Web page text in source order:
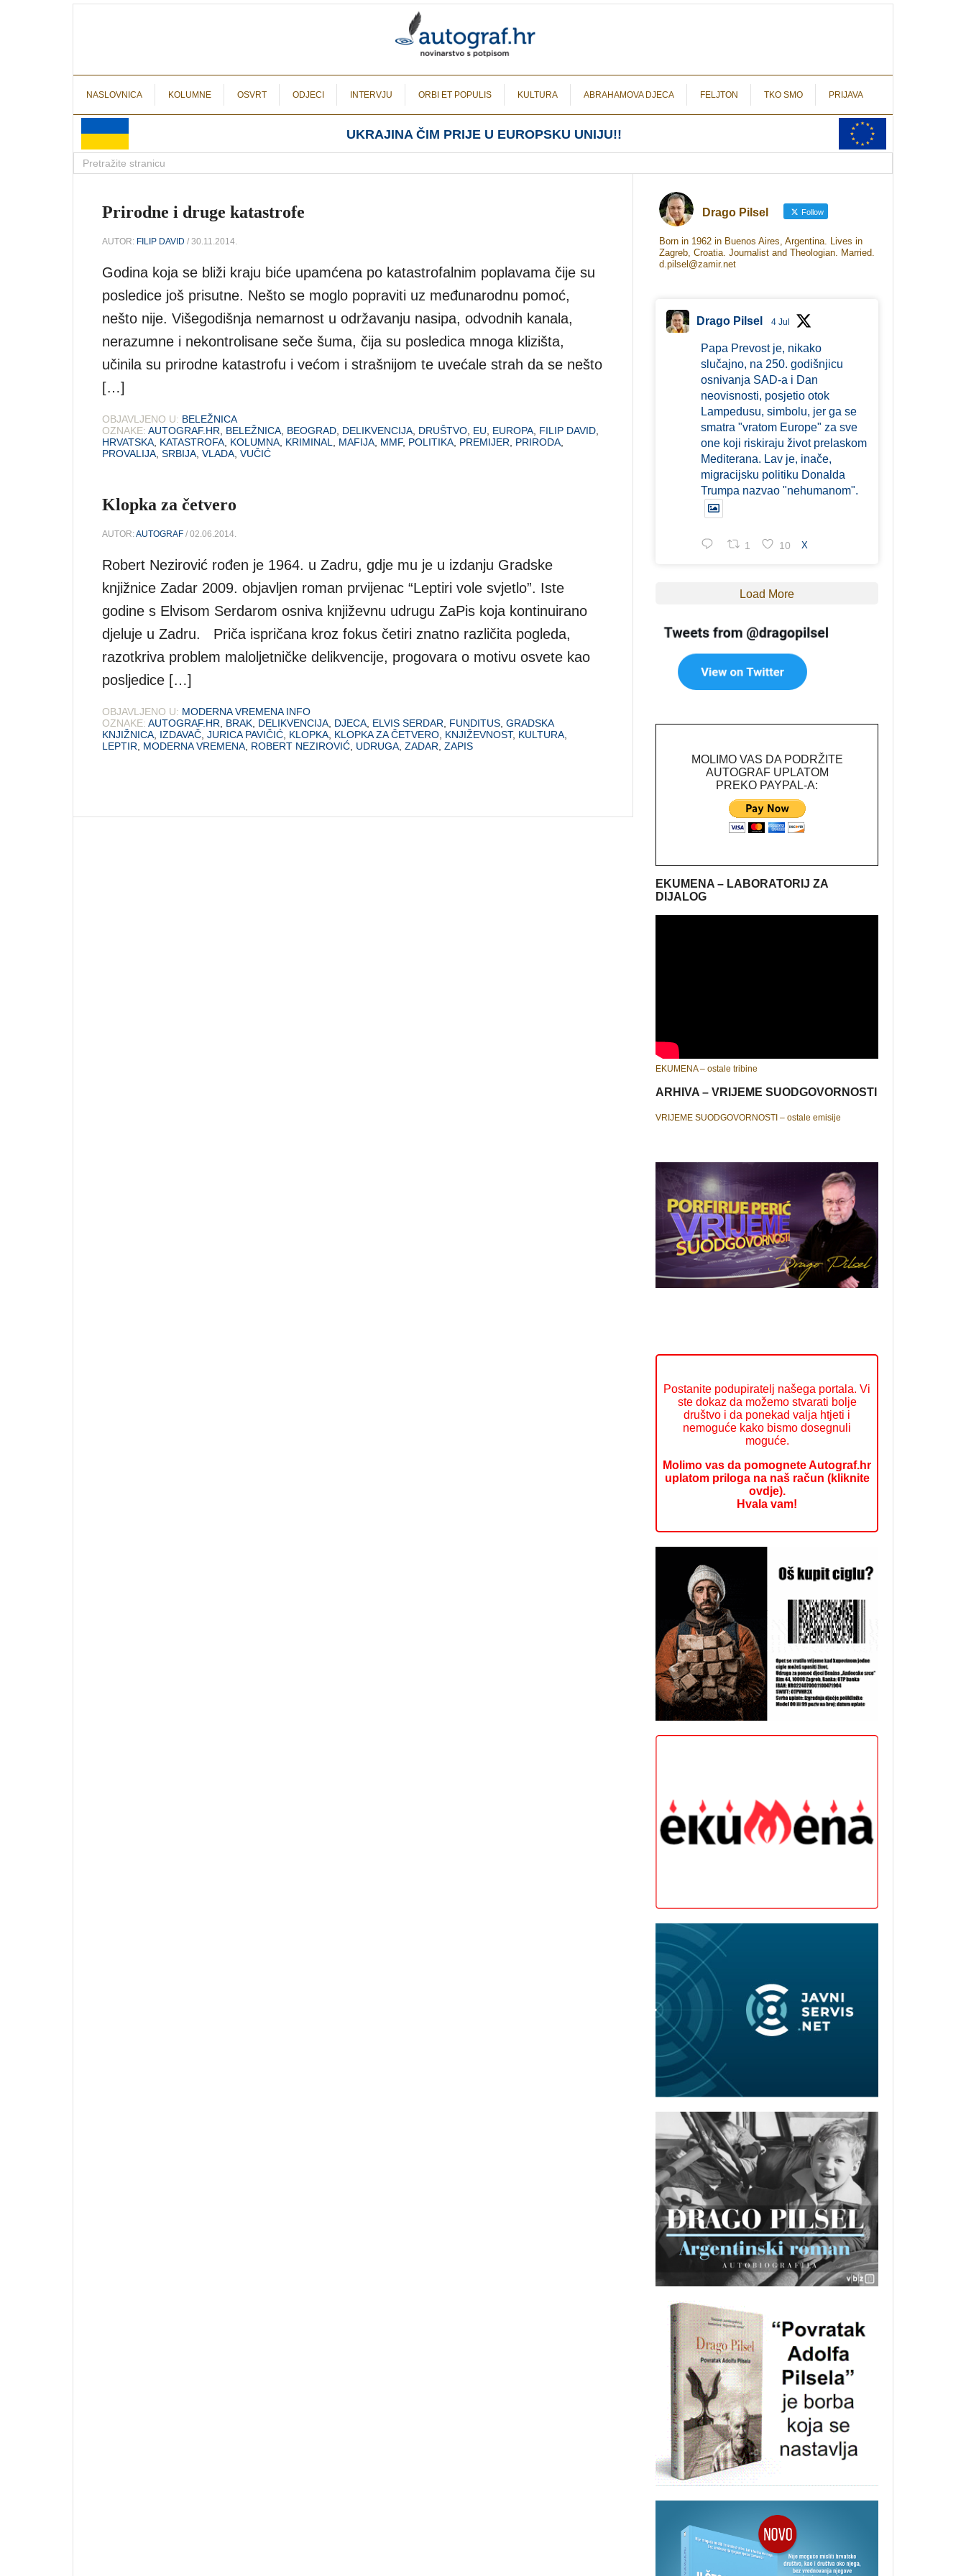
NASLOVNICA KOLUMNE OSVRT ODJECI INTERVJU ORBI ET POPULIS KULTURA ABRAHAMOVA DJECA FELJTON TKO SMO PRIJAVA
UKRAJINA ČIM PRIJE U EUROPSKU UNIJU!!
Prirodne i druge katastrofe
AUTOR: FILIP DAVID / 30.11.2014.
Godina koja se bliži kraju biće upamćena po katastrofalnim poplavama čije su
posledice još prisutne. Nešto se moglo popraviti uz međunarodnu pomoć,
nešto nije. Višegodišnja nemarnost u održavanju nasipa, odvodnih kanala,
nerazumne i nekontrolisane seče šuma, čija su posledica mnoga klizišta,
učinila su prirodne katastrofu i većom i strašnijom te uvećale strah da se nešto
[…]
OBJAVLJENO U: BELEŽNICA
OZNAKE: AUTOGRAF.HR BELEŽNICA BEOGRAD DELIKVENCIJA DRUŠTVO EU EUROPA FILIP DAVID
HRVATSKA KATASTROFA KOLUMNA KRIMINAL MAFIJA MMF, POLITIKA PREMIJER PRIRODA
PROVALIJA SRBIJA VLADA VUČIĆ
Klopka za četvero
AUTOR:AUTOGRAF / 02.06.2014.
Robert Nezirović rođen je 1964. u Zadru, gdje mu je u izdanju Gradske
knjižnice Zadar 2009. objavljen roman prvijenac “Leptiri vole svjetlo”. Iste
godine s Elvisom Serdarom osniva književnu udrugu ZaPis koja kontinuirano
djeluje u Zadru. Priča ispričana kroz fokus četiri znatno različita pogleda,
razotkriva problem maloljetničke delikvencije, progovara o motivu osvete kao
posljedice […]
OBJAVLJENO U: MODERNA VREMENA INFO
OZNAKE: AUTOGRAF.HR BRAK DELIKVENCIJA DJECA ELVIS SERDAR FUNDITUS GRADSKA
KNJIŽNICA IZDAVAČ JURICA PAVIČIĆ KLOPKA KLOPKA ZA ČETVERO KNJIŽEVNOST, KULTURA
LEPTIR
MODERNA VREMENA ROBERT NEZIROVIĆ UDRUGA ZADAR ZAPIS
Drago Pilsel Follow
Born in 1962 in Buenos Aires, Argentina. Lives in
Zagreb, Croatia. Journalist and Theologian. Married.
d.pilsel@zamir.net
Drago Pilsel 4 Jul
Papa Prevost je, nikako
slučajno, na 250. godišnjicu
osnivanja SAD-a i Dan
neovisnosti, posjetio otok
Lampedusu, simbolu, jer ga se
smatra "vratom Europe" za sve
one koji riskiraju život prelaskom
Mediterana. Lav je, inače,
migracijsku politiku Donalda
Trumpa nazvao "nehumanom".
1 10 X
Load More
MOLIMO VAS DA PODRŽITE
AUTOGRAF UPLATOM
PREKO PAYPAL-A:
EKUMENA – LABORATORIJ ZA
DIJALOG
EKUMENA – ostale tribine
ARHIVA – VRIJEME SUODGOVORNOSTI
VRIJEME SUODGOVORNOSTI – ostale emisije
Postanite podupiratelj našega portala. Vi
ste dokaz da možemo stvarati bolje
društvo i da ponekad valja htjeti i
nemoguće kako bismo dosegnuli
moguće.
Molimo vas da pomognete Autograf.hr
uplatom priloga na naš račun (kliknite
ovdje).
Hvala vam!